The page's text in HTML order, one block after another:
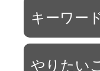
キーワー
やりたい